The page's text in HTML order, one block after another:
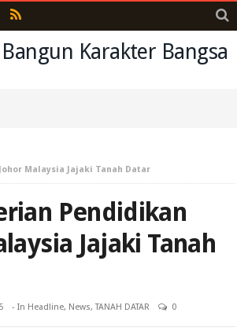
Malaysia Jajaki Tanah Datar
Pendidikan
Jajaki Tanah
- In Headline, News,TANAH DATAR 0